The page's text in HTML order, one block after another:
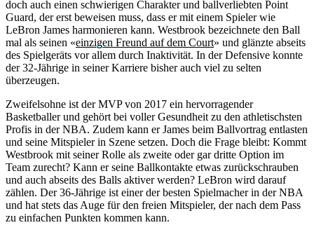
doch auch einen schwierigen Charakter und ballverliebten Point
Guard, der erst beweisen muss, dass er mit einem Spieler wie
LeBron James harmonieren kann. Westbrook bezeichnete den Ball
mal als seinen «einzigen Freund auf dem Court» und glänzte abseits
des Spielgeräts vor allem durch Inaktivität. In der Defensive konnte
der 32-Jährige in seiner Karriere bisher auch viel zu selten
überzeugen.
Zweifelsohne ist der MVP von 2017 ein hervorragender
Basketballer und gehört bei voller Gesundheit zu den athletischsten
Profis in der NBA. Zudem kann er James beim Ballvortrag entlasten
und seine Mitspieler in Szene setzen. Doch die Frage bleibt: Kommt
Westbrook mit seiner Rolle als zweite oder gar dritte Option im
Team zurecht? Kann er seine Ballkontakte etwas zurückschrauben
und auch abseits des Balls aktiver werden? LeBron wird darauf
zählen. Der 36-Jährige ist einer der besten Spielmacher in der NBA
und hat stets das Auge für den freien Mitspieler, der nach dem Pass
zu einfachen Punkten kommen kann.